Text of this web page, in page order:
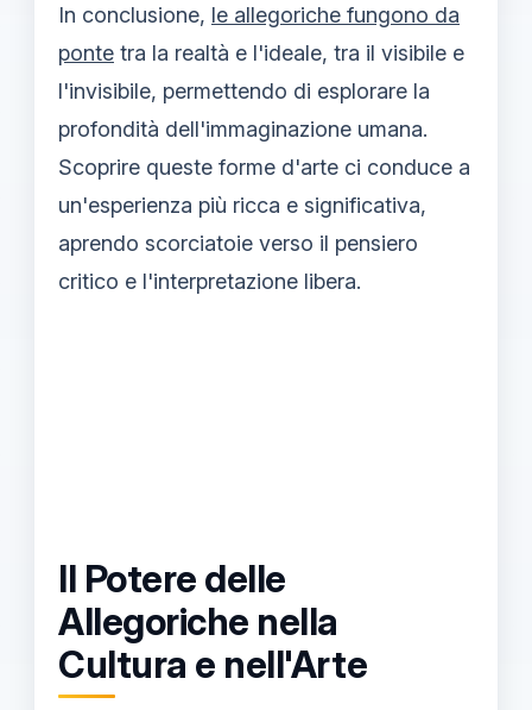
In conclusione, le allegoriche fungono da
ponte tra la realtà e l'ideale, tra il visibile e
l'invisibile, permettendo di esplorare la
profondità dell'immaginazione umana.
Scoprire queste forme d'arte ci conduce a
un'esperienza più ricca e significativa,
aprendo scorciatoie verso il pensiero
critico e l'interpretazione libera.
Il Potere delle
Allegoriche nella
Cultura e nell'Arte